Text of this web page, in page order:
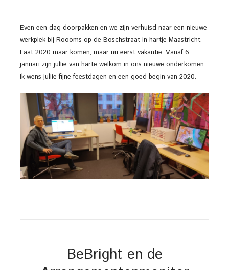
Even een dag doorpakken en we zijn verhuisd naar een nieuwe
werkplek bij Roooms op de Boschstraat in hartje Maastricht.
Laat 2020 maar komen, maar nu eerst vakantie. Vanaf 6
januari zijn jullie van harte welkom in ons nieuwe onderkomen.
Ik wens jullie fijne feestdagen en een goed begin van 2020.
BeBright en de